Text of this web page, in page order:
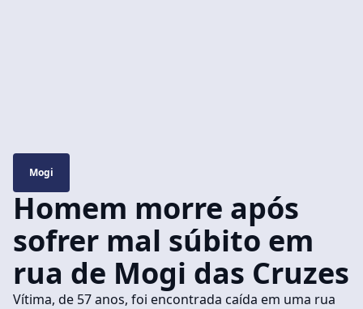
Mogi
Homem morre após
sofrer mal súbito em
rua de Mogi das Cruzes
Vítima, de 57 anos, foi encontrada caída em uma rua